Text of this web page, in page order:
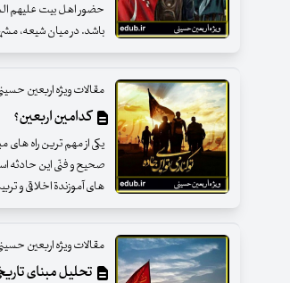
حضور اهل بیت علیهم
باشد. در میان شیعه،
مقالات ویژه اربعین
کدامین اربعین؟
یکی از مهم ترین راه های
صحیح و فنّی این حادثه
های آموزندة اخلاقی و
مقالات ویژه اربعین
تحلیل مبنای